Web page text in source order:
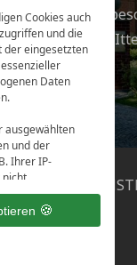
Cookies auch
und die
der eingesetzten
Daten
ausgewählten
und der
Ihrer IP-
nicht
Eine
Cookies“
oder in den
mit
den Gutshof